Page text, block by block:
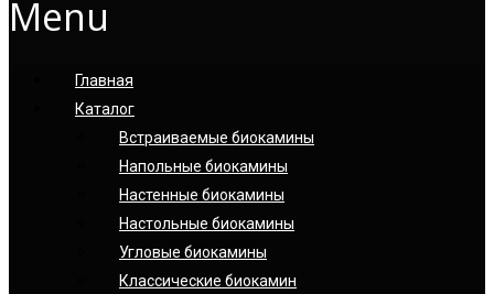
Menu
Главная
Каталог
Встраиваемые биокамины
Напольные биокамины
Настенные биокамины
Настoльные биокамины
Угловые биокамины
Классические биокамин